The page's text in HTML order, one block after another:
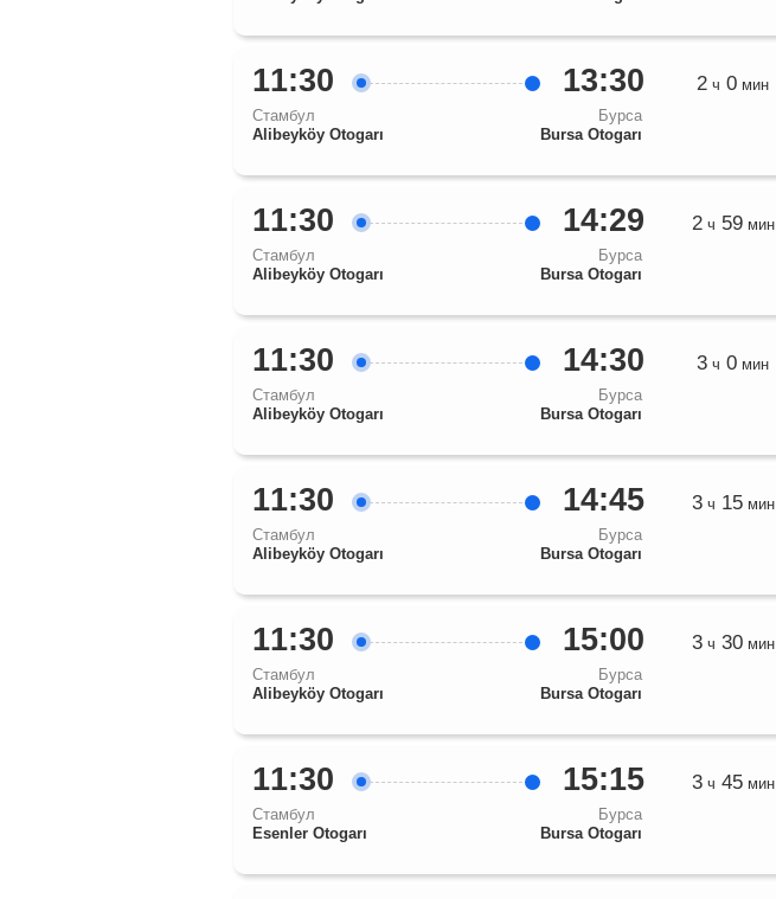
11:30
Стамбул
Alibeyköy Otogarı
13:30
Бурса
Bursa Otogarı
2 ч 0 мин
11:30
Стамбул
Alibeyköy Otogarı
14:29
Бурса
Bursa Otogarı
2ч 59мин
11:30
Стамбул
Alibeyköy Otogarı
14:30
Бурса
Bursa Otogarı
3 ч 0 мин
11:30
Стамбул
Alibeyköy Otogarı
14:45
Бурса
Bursa Otogarı
3ч 15мин
11:30
Стамбул
Alibeyköy Otogarı
15:00
Бурса
Bursa Otogarı
3ч 30мин
11:30
Стамбул
Esenler Otogarı
15:15
Бурса
Bursa Otogarı
3ч 45мин